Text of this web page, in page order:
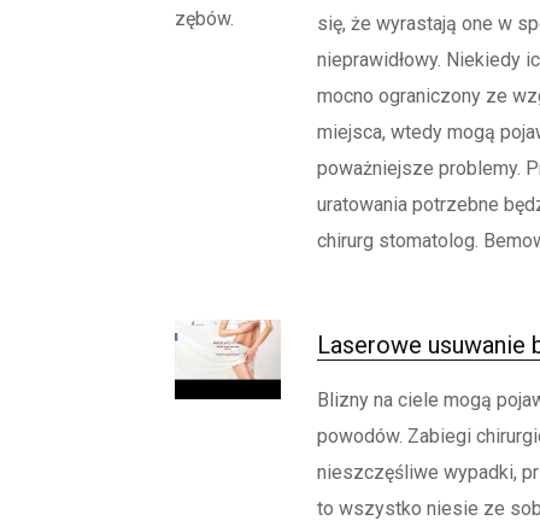
się, że wyrastają one w
nieprawidłowy. Niekiedy
mocno ograniczony ze
miejsca, wtedy mogą
poważniejsze problemy.
uratowania potrzebne
chirurg stomatolog.
Laserowe usuwanie
Blizny na ciele mogą
powodów. Zabiegi
nieszczęśliwe wypadki,
to wszystko niesie ze